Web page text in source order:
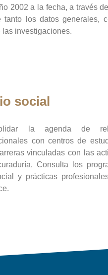
2002 a la fecha, a través
tanto los datos generales,
las investigaciones.
social
la agenda de
con centros de
vinculadas con las
Consulta los
y prácticas